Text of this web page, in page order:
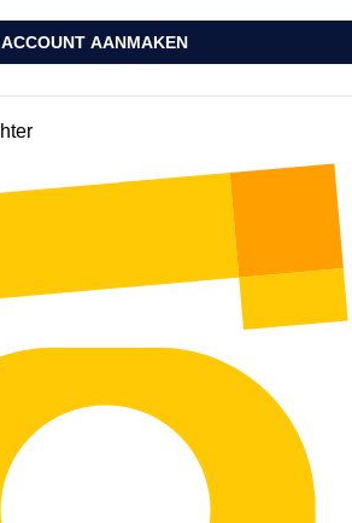
ACCOUNT AANMAKEN